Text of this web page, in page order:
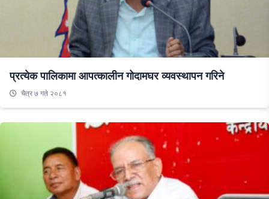
प्रत्येक पालिकामा आपत्कालीन गोदामघर व्यवस्थापन गरिने
चैत्र ७ गते २०८१